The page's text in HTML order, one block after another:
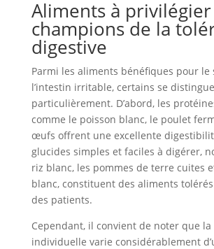
Aliments à
champions de la
digestive
Parmi les aliments bénéfiques pour le
l’intestin irritable, certains se
particulièrement. D’abord, les
comme le poisson blanc, le poulet
œufs offrent une excellente
glucides simples et faciles à digérer,
riz blanc, les pommes de terre cuites
blanc, constituent des aliments
des patients.
Cependant, il convient de noter que la
individuelle varie considérablement